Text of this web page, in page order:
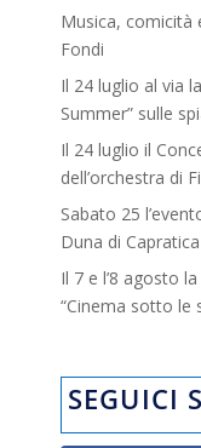
Musica, comicità
Fondi
Il 24 luglio al via
Summer” sulle
Il 24 luglio il
dell’orchestra di
Sabato 25
Duna di
Il 7 e l’8 agosto
“Cinema sotto le
SEGUICI